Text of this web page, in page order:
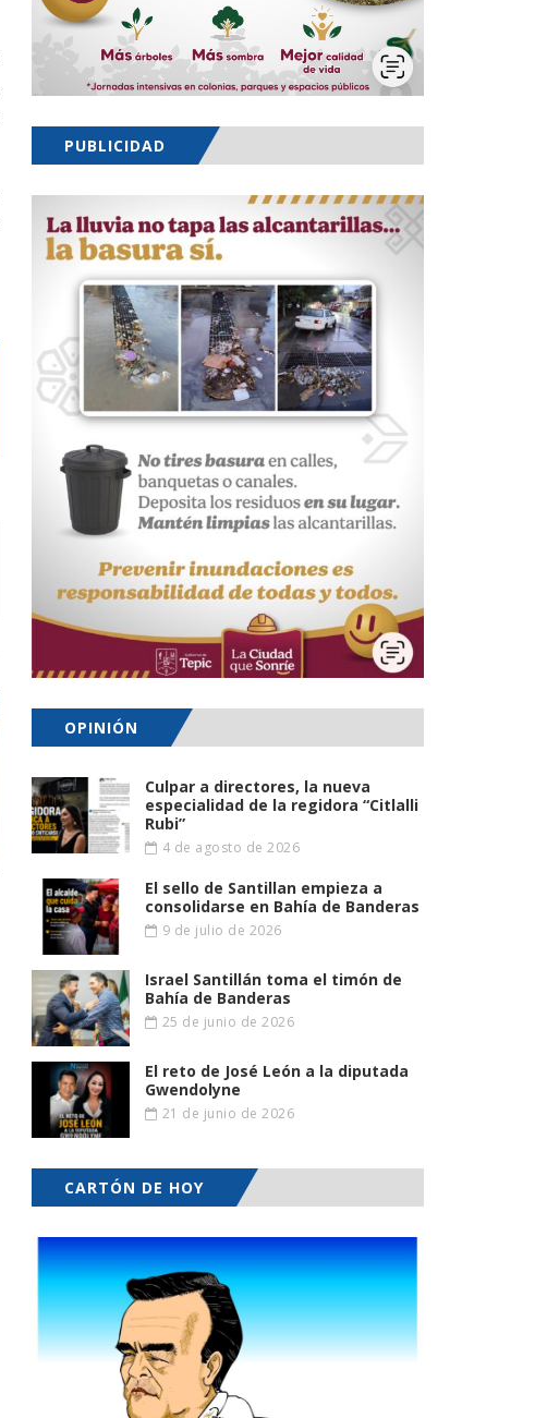
PUBLICIDAD
OPINIÓN
Culpar a directores, la nueva
especialidad de la regidora “Citlalli
Rubi”
4 de agosto de 2026
El sello de Santillan empieza a
consolidarse en Bahía de Banderas
9 de julio de 2026
Israel Santillán toma el timón de
Bahía de Banderas
25 de junio de 2026
El reto de José León a la diputada
Gwendolyne
21 de junio de 2026
CARTÓN DE HOY